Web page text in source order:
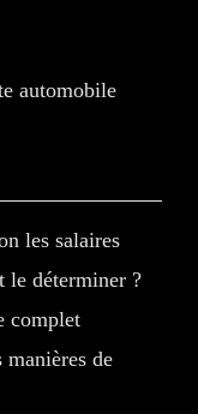
automobile
les salaires
le déterminer ?
complet
de